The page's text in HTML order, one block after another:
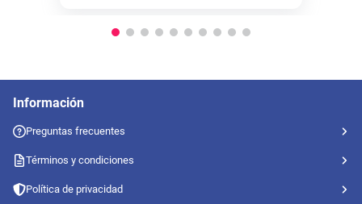
Información
Preguntas frecuentes
Términos y condiciones
Política de privacidad